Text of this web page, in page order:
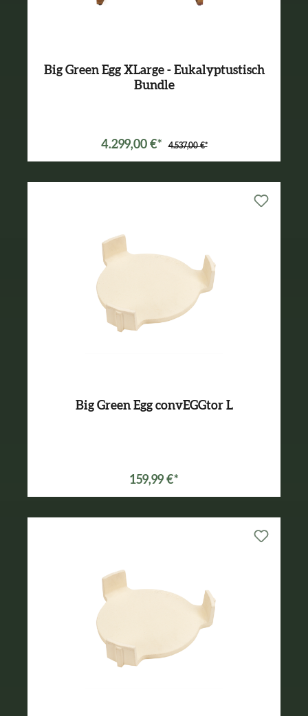
Big Green Egg XLarge - Eukalyptustisch
Bundle
4.299,00 €* 4.537,00 €*
Big Green Egg convEGGtor L
159,99 €*